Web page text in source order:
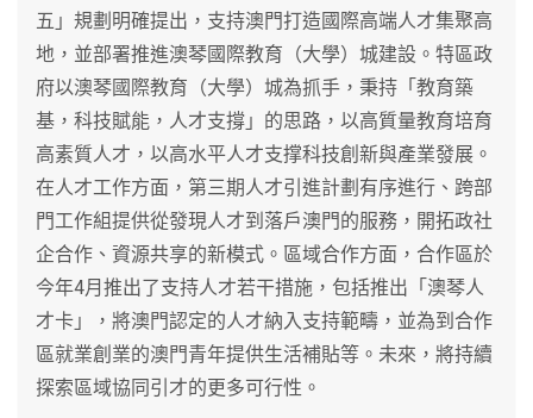
五」規劃明確提出，支持澳門打造國際高端人才集聚高
地，並部署推進澳琴國際教育（大學）城建設。特區政
府以澳琴國際教育（大學）城為抓手，秉持「教育築
基，科技賦能，人才支撐」的思路，以高質量教育培育
高素質人才，以高水平人才支撑科技創新與產業發展。
在人才工作方面，第三期人才引進計劃有序進行、跨部
門工作組提供從發現人才到落戶澳門的服務，開拓政社
企合作、資源共享的新模式。區域合作方面，合作區於
今年4月推出了支持人才若干措施，包括推出「澳琴人
才卡」，將澳門認定的人才納入支持範疇，並為到合作
區就業創業的澳門青年提供生活補貼等。未來，將持續
探索區域協同引才的更多可行性。